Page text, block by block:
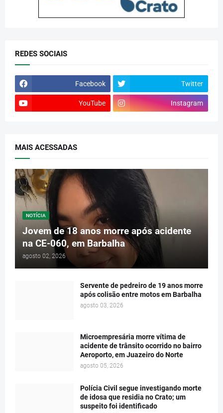
REDES SOCIAIS
Facebook Twitter
YouTube Instagram
MAIS ACESSADAS
NOTÍCIA
Jovem de 18 anos morre após acidente
na CE-060, em Barbalha
agosto 02, 2026
Servente de pedreiro de 19 anos morre
após colisão entre motos em Barbalha
agosto 03, 2026
Microempresária morre vítima de
acidente de trânsito ocorrido no bairro
Aeroporto, em Juazeiro do Norte
agosto 05, 2026
Polícia Civil segue investigando morte
de idosa que residia no Crato; um
suspeito foi identificado